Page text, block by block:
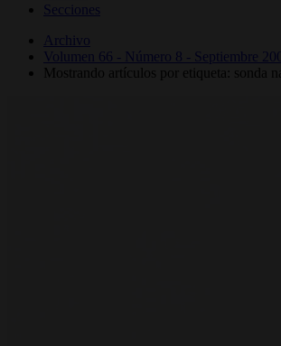
Secciones
Archivo
Volumen 66 - Número 8 - Septiembre
Mostrando artículos por etiqueta: sonda